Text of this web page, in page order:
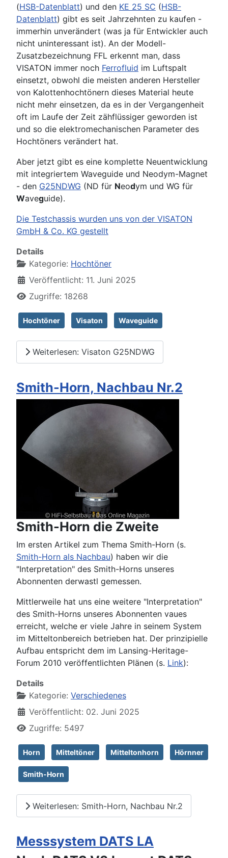
(HSB-Datenblatt) und den KE 25 SC (HSB-
Datenblatt) gibt es seit Jahrzehnten zu kaufen -
immerhin unverändert (was ja für Entwickler auch
nicht uninteressant ist). An der Modell-
Zusatzbezeichnung FFL erkennt man, dass
VISATON immer noch Ferrofluid im Luftspalt
einsetzt, obwohl die meisten anderen Hersteller
von Kalottenhochtönern dieses Material heute
nicht mehr einsetzen, da es in der Vergangenheit
oft im Laufe der Zeit zähflüssiger geworden ist
und so die elektromechanischen Parameter des
Hochtöners verändert hat.
Aber jetzt gibt es eine komplette Neuentwicklung
mit integriertem Waveguide und Neodym-Magnet
- den G25NDWG (ND für Neodym und WG für
Waveguide).
Die Testchassis wurden uns von der VISATON
GmbH & Co. KG gestellt
Details
Kategorie: Hochtöner
Veröffentlicht: 11. Juni 2025
Zugriffe: 18268
Hochtöner Visaton Waveguide
Weiterlesen: Visaton G25NDWG
Smith-Horn, Nachbau Nr.2
Smith-Horn die Zweite
Im ersten Artikel zum Thema Smith-Horn (s.
Smith-Horn als Nachbau) haben wir die
"Interpretation" des Smith-Horns unseres
Abonnenten derwastl gemessen.
Mittlerweile hat uns eine weitere "Interpretation"
des Smith-Horns unseres Abonnenten vaues
erreicht, welche er viele Jahre in seinem System
im Mitteltonbereich betrieben hat. Der prinzipielle
Aufbau entspricht dem im Lansing-Heritage-
Forum 2010 veröffentlichten Plänen (s. Link):
Details
Kategorie: Verschiedenes
Veröffentlicht: 02. Juni 2025
Zugriffe: 5497
Horn Mitteltöner Mitteltonhorn Hörnner
Smith-Horn
Weiterlesen: Smith-Horn, Nachbau Nr.2
Messsystem DATS LA